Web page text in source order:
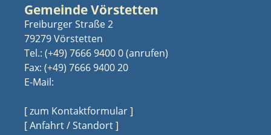
Gemeinde Vörstetten
Freiburger Straße 2
79279 Vörstetten
Tel.: (+49) 7666 9400 0
Fax: (+49) 7666 9400 20
E-Mail:
[ zum Kontaktformular ]
[ Anfahrt / Standort ]